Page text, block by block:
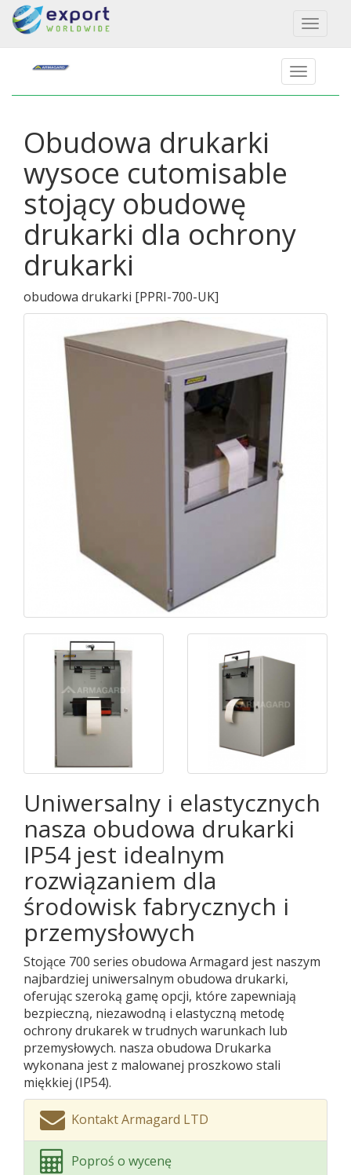
Toggle
Obudowa drukarki
wysoce cutomisable
stojący obudowę
drukarki dla ochrony
drukarki
obudowa drukarki [PPRI-700-UK]
Uniwersalny i elastycznych
nasza obudowa drukarki
IP54 jest idealnym
rozwiązaniem dla
środowisk fabrycznych i
przemysłowych
Stojące 700 series obudowa Armagard jest naszym
najbardziej uniwersalnym obudowa drukarki,
oferując szeroką gamę opcji, które zapewniają
bezpieczną, niezawodną i elastyczną metodę
ochrony drukarek w trudnych warunkach lub
przemysłowych. nasza obudowa Drukarka
wykonana jest z malowanej proszkowo stali
miękkiej (IP54).
Kontakt Armagard LTD
Poproś o wycenę